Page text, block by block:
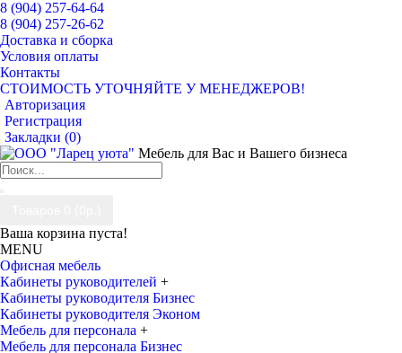
8 (904) 257-64-64
8 (904) 257-26-62
Доставка и сборка
Условия оплаты
Контакты
СТОИМОСТЬ УТОЧНЯЙТЕ У МЕНЕДЖЕРОВ!
Авторизация
Регистрация
Закладки (0)
Мебель для Вас и Вашего бизнеса
Ваша корзина пуста!
MENU
Офисная мебель
Кабинеты руководителей +
Кабинеты руководителя Бизнес
Кабинеты руководителя Эконом
Мебель для персонала +
Мебель для персонала Бизнес